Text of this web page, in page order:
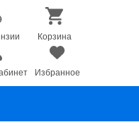
Корзина
Избранное